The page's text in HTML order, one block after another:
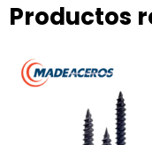
Productos